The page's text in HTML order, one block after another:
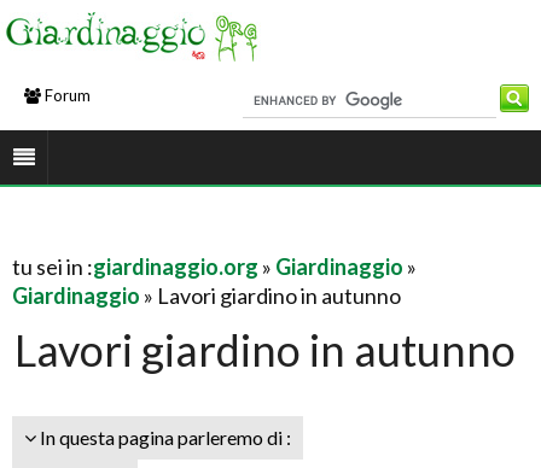
Forum
tu sei in :giardinaggio.org » Giardinaggio »
Giardinaggio » Lavori giardino in autunno
Lavori giardino in autunno
In questa pagina parleremo di :